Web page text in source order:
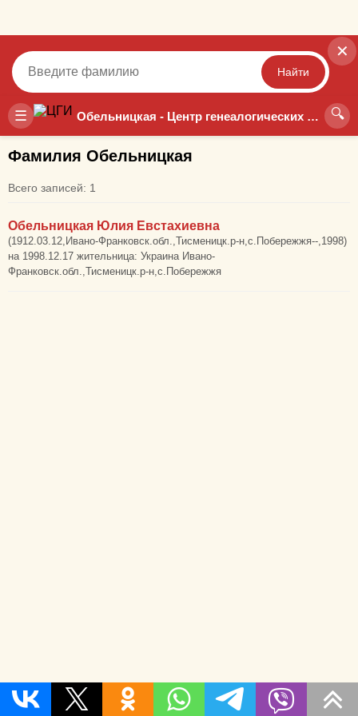
☰ Обельницкая - Центр генеалогических исследований 🔍
✕
Найти
Точный Неточный
Фамилия Обельницкая
Всего записей: 1
Обельницкая Юлия Евстахиевна
(1912.03.12,Ивано-Франковск.обл.,Тисменицк.р-н,с.Побережжя--,1998)
на 1998.12.17 жительница: Украина Ивано-
Франковск.обл.,Тисменицк.р-н,с.Побережжя